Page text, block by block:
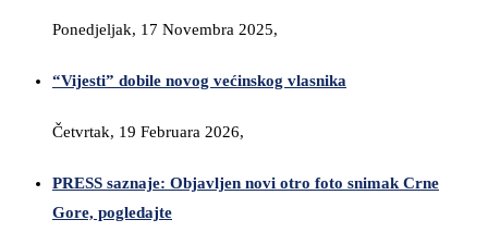
Ponedjeljak, 17 Novembra 2025,
“Vijesti” dobile novog većinskog vlasnika
Četvrtak, 19 Februara 2026,
PRESS saznaje: Objavljen novi otro foto snimak Crne
Gore, pogledajte